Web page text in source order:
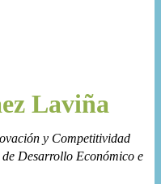
Laviña
y Competitividad
Desarrollo Económico e